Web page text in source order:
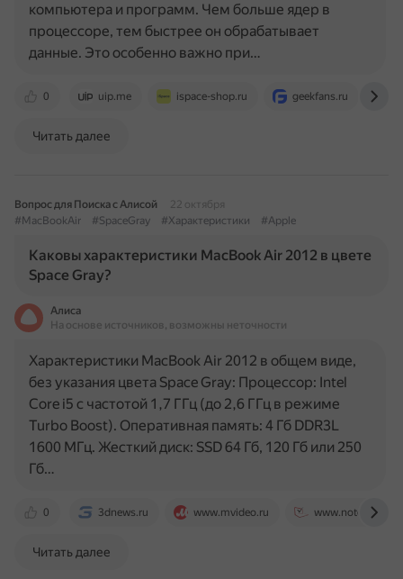
0 uip.me ispace-shop.ru geekfans.ru
компьютера и программ. Чем больше ядер в
процессоре, тем быстрее он обрабатывает
данные. Это особенно важно при…
Читать далее
Вопрос для Поиска с Алисой
22 октября
#MacBookAir
#SpaceGray #Характеристики #Apple
Каковы характеристики MacBook Air 2012 в цвете
Space Gray?
Алиса
На основе источников, возможны неточности
0 3dnews.ru www.mvideo.ru
Характеристики MacBook Air 2012 в общем виде,
без указания цвета Space Gray: Процессор: Intel
Core i5 с частотой 1,7 ГГц (до 2,6 ГГц в режиме
Turbo Boost). Оперативная память: 4 Гб DDR3L
1600 МГц. Жесткий диск: SSD 64 Гб, 120 Гб или 250
Гб…
Читать далее